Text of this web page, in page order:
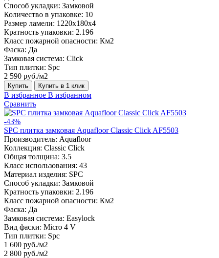
Способ укладки: Замковой
Количество в упаковке: 10
Размер ламели: 1220х180х4
Кратность упаковки: 2.196
Класс пожарной опасности: Км2
Фаска: Да
Замковая система: Click
Тип плитки: Spc
2 590 руб./м2
Купить Купить в 1 клик
В избранное В избранном
Сравнить
-43%
SPC плитка замковая Aquafloor Classic Click AF5503
Производитель: Aquafloor
Коллекция: Classic Click
Общая толщина: 3.5
Класс использования: 43
Материал изделия: SPC
Способ укладки: Замковой
Кратность упаковки: 2.196
Класс пожарной опасности: Км2
Фаска: Да
Замковая система: Easylock
Вид фаски: Micro 4 V
Тип плитки: Spc
1 600 руб./м2
2 800 руб./м2